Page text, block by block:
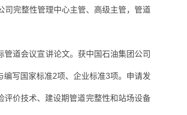
司完整性管理中心主管、高级主管，管道
道会议宣讲论文。获中国石油集团公司
写国家标准2项、企业标准3项。申请发
价技术、建设期管道完整性和站场设备